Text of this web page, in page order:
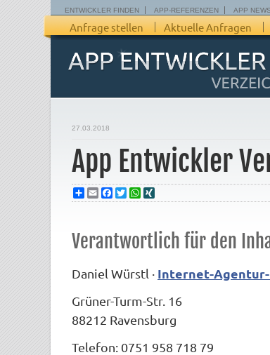
ENTWICKLER FINDEN APP-REFERENZEN APP NEWS
Anfrage stellen Aktuelle Anfragen
27.03.2018
App Entwickler
ShareEmailFacebook
TwitterWhatsApp
Verantwortlich für den
Daniel Würstl · Internet-Agentur-
Grüner-Turm-Str. 16
88212 Ravensburg
Telefon: 0751 958 718 79